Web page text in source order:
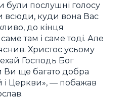
були послушні голосу
всюди, куди вона Вас
до кінця
там і саме тоді. Але
Христос усьому
Господь Бог
Ви ще багато добра
Церкви», — побажав